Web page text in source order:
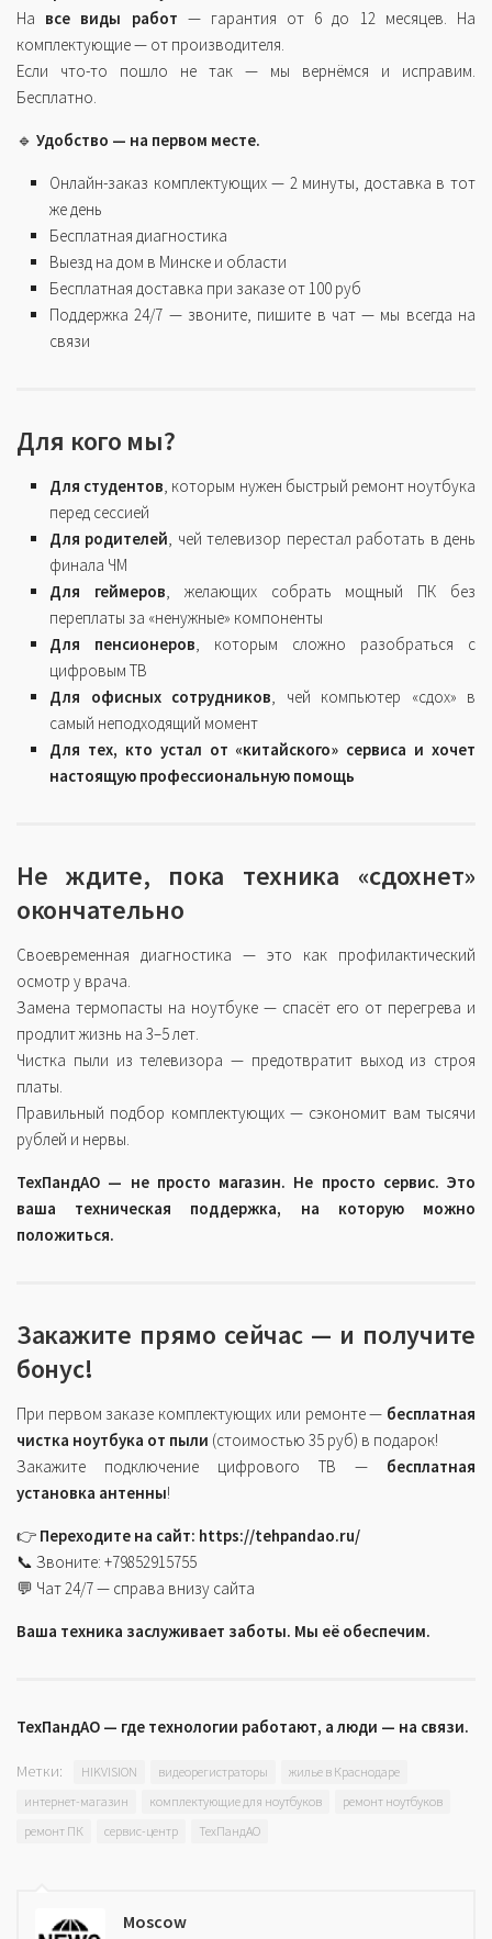
На все виды работ — гарантия от 6 до 12 месяцев. На
комплектующие — от производителя.
Если что-то пошло не так — мы вернёмся и исправим.
Бесплатно.
🔹 Удобство — на первом месте.
Онлайн-заказ комплектующих — 2 минуты, доставка в тот
же день
Бесплатная диагностика
Выезд на дом в Минске и области
Бесплатная доставка при заказе от 100 руб
Поддержка 24/7 — звоните, пишите в чат — мы всегда на
связи
Для кого мы?
Для студентов, которым нужен быстрый ремонт ноутбука
перед сессией
Для родителей, чей телевизор перестал работать в день
финала ЧМ
Для геймеров, желающих собрать мощный ПК без
переплаты за «ненужные» компоненты
Для пенсионеров, которым сложно разобраться с
цифровым ТВ
Для офисных сотрудников, чей компьютер «сдох» в
самый неподходящий момент
Для тех, кто устал от «китайского» сервиса и хочет
настоящую профессиональную помощь
Не ждите, пока техника «сдохнет»
окончательно
Своевременная диагностика — это как профилактический
осмотр у врача.
Замена термопасты на ноутбуке — спасёт его от перегрева и
продлит жизнь на 3–5 лет.
Чистка пыли из телевизора — предотвратит выход из строя
платы.
Правильный подбор комплектующих — сэкономит вам тысячи
рублей и нервы.
ТехПандАО — не просто магазин. Не просто сервис. Это
ваша техническая поддержка, на которую можно
положиться.
Закажите прямо сейчас — и получите
бонус!
При первом заказе комплектующих или ремонте — бесплатная
чистка ноутбука от пыли (стоимостью 35 руб) в подарок!
Закажите подключение цифрового ТВ — бесплатная
установка антенны!
👉 Переходите на сайт: https://tehpandao.ru/
📞 Звоните: +79852915755
💬 Чат 24/7 — справа внизу сайта
Ваша техника заслуживает заботы. Мы её обеспечим.
ТехПандАО — где технологии работают, а люди — на связи.
Метки: HIKVISION видеорегистраторы
жилье в Краснодаре
интернет-магазин
комплектующие для ноутбуков
ремонт ноутбуков
ремонт ПК
сервис-центр ТехПандАО
Moscow